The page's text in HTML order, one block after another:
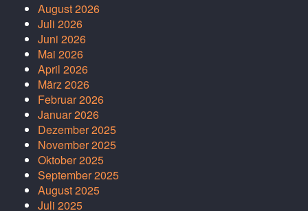
August 2026
Juli 2026
Juni 2026
Mai 2026
April 2026
März 2026
Februar 2026
Januar 2026
Dezember 2025
November 2025
Oktober 2025
September 2025
August 2025
Juli 2025